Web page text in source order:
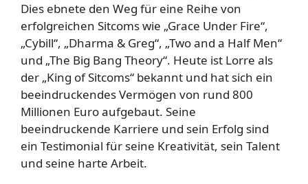
Dies ebnete den Weg für eine Reihe von
erfolgreichen Sitcoms wie „Grace Under Fire“,
„Cybill“, „Dharma & Greg“, „Two and a Half Men“
und „The Big Bang Theory“. Heute ist Lorre als
der „King of Sitcoms“ bekannt und hat sich ein
beeindruckendes Vermögen von rund 800
Millionen Euro aufgebaut. Seine
beeindruckende Karriere und sein Erfolg sind
ein Testimonial für seine Kreativität, sein Talent
und seine harte Arbeit.